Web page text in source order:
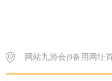
网站九游会j9备用网址